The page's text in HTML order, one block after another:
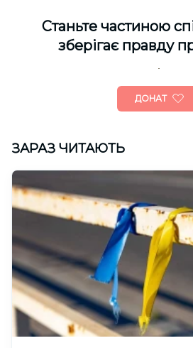
Cтаньте частиною
зберігає правду
ДОНАТ
ЗАРАЗ ЧИТАЮТЬ